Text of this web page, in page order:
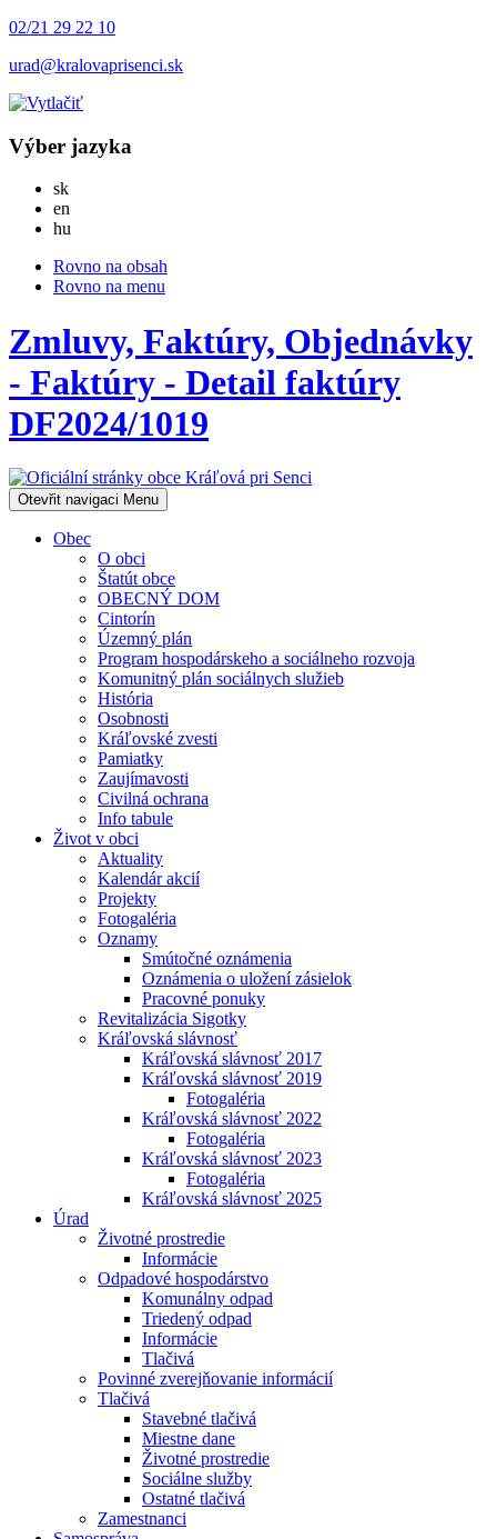
02/21 29 22 10
urad@kralovaprisenci.sk
Výber jazyka
skSlovensky
en
hu
Rovno na obsah
Rovno na menu
Zmluvy, Faktúry, Objednávky
- Faktúry - Detail faktúry
DF2024/1019
Otevřit navigaci Menu
Obec
O obci
Štatút obce
OBECNÝ DOM
Cintorín
Územný plán
Program hospodárskeho a sociálneho rozvoja
Komunitný plán sociálnych služieb
História
Osobnosti
Kráľovské zvesti
Pamiatky
Zaujímavosti
Civilná ochrana
Info tabule
Život v obci
Aktuality
Kalendár akcií
Projekty
Fotogaléria
Oznamy
Smútočné oznámenia
Oznámenia o uložení zásielok
Pracovné ponuky
Revitalizácia Sigotky
Kráľovská slávnosť
Kráľovská slávnosť 2017
Kráľovská slávnosť 2019
Fotogaléria
Kráľovská slávnosť 2022
Fotogaléria
Kráľovská slávnosť 2023
Fotogaléria
Kráľovská slávnosť 2025
Úrad
Životné prostredie
Informácie
Odpadové hospodárstvo
Komunálny odpad
Triedený odpad
Informácie
Tlačivá
Povinné zverejňovanie informácií
Tlačivá
Stavebné tlačivá
Miestne dane
Životné prostredie
Sociálne služby
Ostatné tlačivá
Zamestnanci